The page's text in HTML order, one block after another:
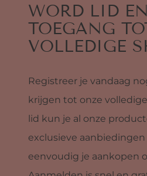
WORD LID
TOEGANG
VOLLEDIGE
Registreer je vandaag
krijgen tot onze
lid kun je al onze
exclusieve
eenvoudig je aankopen